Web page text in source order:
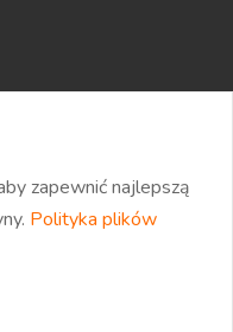
zastrzeżone
zapewnić najlepszą
Polityka plików